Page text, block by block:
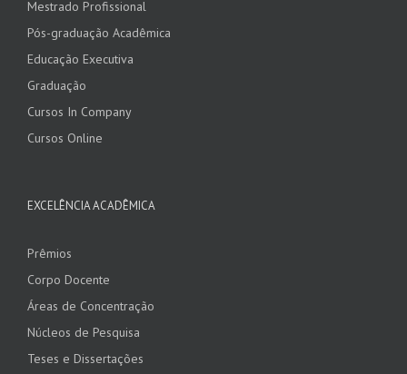
Mestrado Profissional
Pós-graduação Acadêmica
Educação Executiva
Graduação
Cursos In Company
Cursos Online
EXCELÊNCIA ACADÊMICA
Prêmios
Corpo Docente
Áreas de Concentração
Núcleos de Pesquisa
Teses e Dissertações